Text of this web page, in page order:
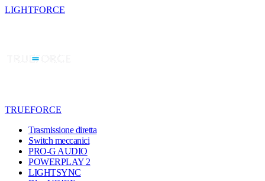
LIGHTFORCE
TRUEFORCE
Trasmissione diretta
Switch meccanici
PRO-G AUDIO
POWERPLAY 2
LIGHTSYNC